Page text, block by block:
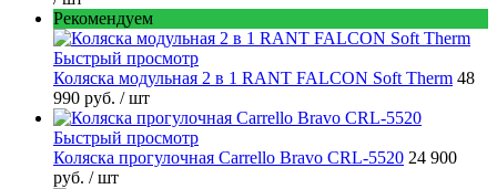
Рекомендуем
Быстрый просмотр
Коляска модульная 2 в 1 RANT FALCON Soft Therm 48
990 руб. / шт
Быстрый просмотр
Коляска прогулочная Carrello Bravo CRL-5520 24 900
руб. / шт